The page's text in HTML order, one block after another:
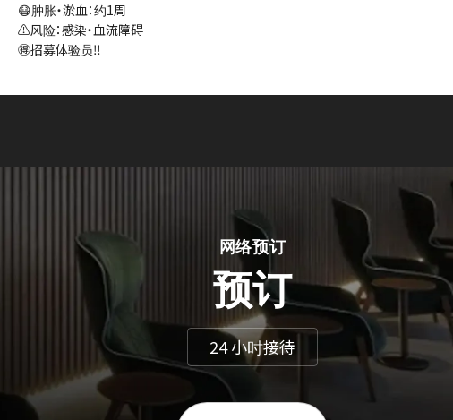
😷肿胀・淤血：约1周
⚠️风险：感染・血流障碍
🉐招募体验员‼️
网络预订
预订
24 小时接待